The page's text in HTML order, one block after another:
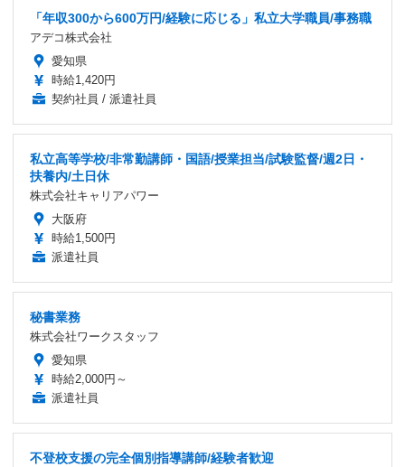
「年収300から600万円/経験に応じる」私立大学職員/事務職
アデコ株式会社
愛知県
時給1,420円
契約社員 / 派遣社員
私立高等学校/非常勤講師・国語/授業担当/試験監督/週2日・
扶養内/土日休
株式会社キャリアパワー
大阪府
時給1,500円
派遣社員
秘書業務
株式会社ワークスタッフ
愛知県
時給2,000円～
派遣社員
不登校支援の完全個別指導講師/経験者歓迎